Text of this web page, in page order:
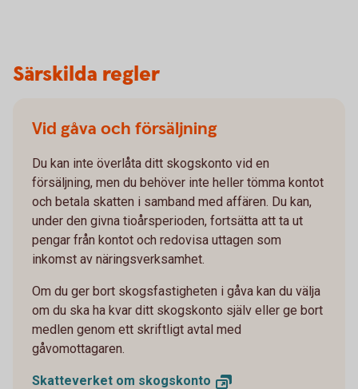
Särskilda regler
Vid gåva och försäljning
Du kan inte överlåta ditt skogskonto vid en
försäljning, men du behöver inte heller tömma kontot
och betala skatten i samband med affären. Du kan,
under den givna tioårsperioden, fortsätta att ta ut
pengar från kontot och redovisa uttagen som
inkomst av näringsverksamhet.
Om du ger bort skogsfastigheten i gåva kan du välja
om du ska ha kvar ditt skogskonto själv eller ge bort
medlen genom ett skriftligt avtal med
gåvomottagaren.
Skatteverket om skogskonto